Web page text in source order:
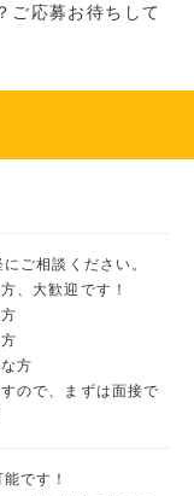
ご応募お待ちして
ご相談ください。
、大歓迎です！
方
ので、まずは面接で
です！